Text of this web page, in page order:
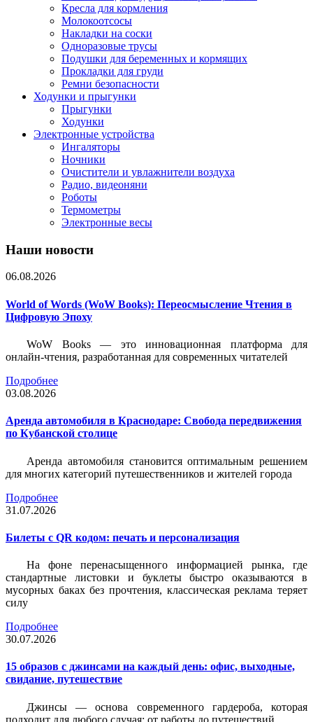
Кресла для кормления
Молокоотсосы
Накладки на соски
Одноразовые трусы
Подушки для беременных и кормящих
Прокладки для груди
Ремни безопасности
Ходунки и прыгунки
Прыгунки
Ходунки
Электронные устройства
Ингаляторы
Ночники
Очистители и увлажнители воздуха
Радио, видеоняни
Роботы
Термометры
Электронные весы
Наши новости
06.08.2026
World of Words (WoW Books): Переосмысление Чтения в
Цифровую Эпоху
WoW Books — это инновационная платформа для
онлайн-чтения, разработанная для современных читателей
Подробнее
03.08.2026
Аренда автомобиля в Краснодаре: Свобода передвижения
по Кубанской столице
Аренда автомобиля становится оптимальным решением
для многих категорий путешественников и жителей города
Подробнее
31.07.2026
Билеты c QR кодом: печать и персонализация
На фоне перенасыщенного информацией рынка, где
стандартные листовки и буклеты быстро оказываются в
мусорных баках без прочтения, классическая реклама теряет
силу
Подробнее
30.07.2026
15 образов с джинсами на каждый день: офис, выходные,
свидание, путешествие
Джинсы — основа современного гардероба, которая
подходит для любого случая: от работы до путешествий